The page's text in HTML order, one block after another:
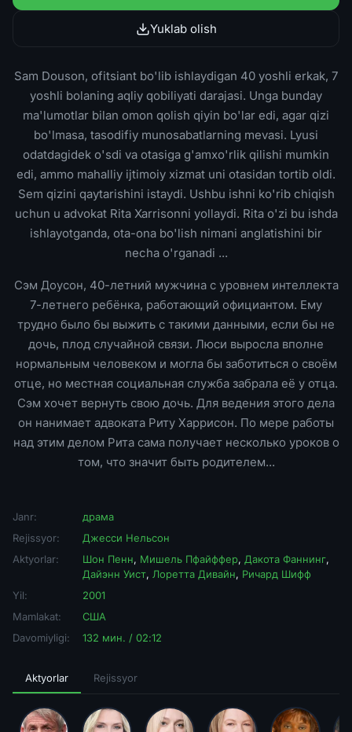
Yuklab olish
Sam Douson, ofitsiant bo'lib ishlaydigan 40 yoshli erkak, 7
yoshli bolaning aqliy qobiliyati darajasi. Unga bunday
ma'lumotlar bilan omon qolish qiyin bo'lar edi, agar qizi
bo'lmasa, tasodifiy munosabatlarning mevasi. Lyusi
odatdagidek o'sdi va otasiga g'amxo'rlik qilishi mumkin
edi, ammo mahalliy ijtimoiy xizmat uni otasidan tortib oldi.
Sem qizini qaytarishini istaydi. Ushbu ishni ko'rib chiqish
uchun u advokat Rita Xarrisonni yollaydi. Rita o'zi bu ishda
ishlayotganda, ota-ona bo'lish nimani anglatishini bir
necha o'rganadi ...
Сэм Доусон, 40-летний мужчина с уровнем интеллекта
7-летнего ребёнка, работающий официантом. Ему
трудно было бы выжить с такими данными, если бы не
дочь, плод случайной связи. Люси выросла вполне
нормальным человеком и могла бы заботиться о своём
отце, но местная социальная служба забрала её у отца.
Сэм хочет вернуть свою дочь. Для ведения этого дела
он нанимает адвоката Риту Харрисон. По мере работы
над этим делом Рита сама получает несколько уроков о
том, что значит быть родителем...
Janr:
драма
Rejissyor:
Джесси Нельсон
Aktyorlar:
Шон Пенн, Мишель Пфайффер, Дакота Фаннинг,
Дайэнн Уист, Лоретта Дивайн, Ричард Шифф
Yil:
2001
Mamlakat:
США
Davomiyligi:
132 мин. / 02:12
Aktyorlar Rejissyor